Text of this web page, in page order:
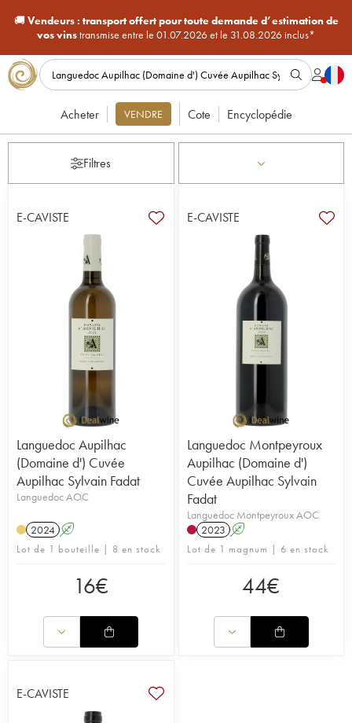
🚚Vendeurs : transport offert pour toute demande d’estimation de
vos vinstransmise entre le 01.07.2026 et le 31.08.2026 inclus*
Acheter VENDRE Cote Encyclopédie
Filtres
E-CAVISTE
Languedoc Aupilhac
(Domaine d') Cuvée
Aupilhac Sylvain Fadat
Languedoc AOC
2024 A
Lot de 1 bouteille | 8 en stock
16€
E-CAVISTE
Languedoc Montpeyroux
Aupilhac (Domaine d')
Cuvée Aupilhac Sylvain
Fadat
Languedoc Montpeyroux AOC
2023 A
Lot de 1 magnum | 6 en stock
44€
E-CAVISTE